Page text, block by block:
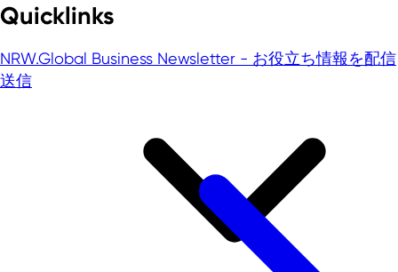
Quicklinks
NRW.Global Business Newsletter - お役立ち情報を配信
送信